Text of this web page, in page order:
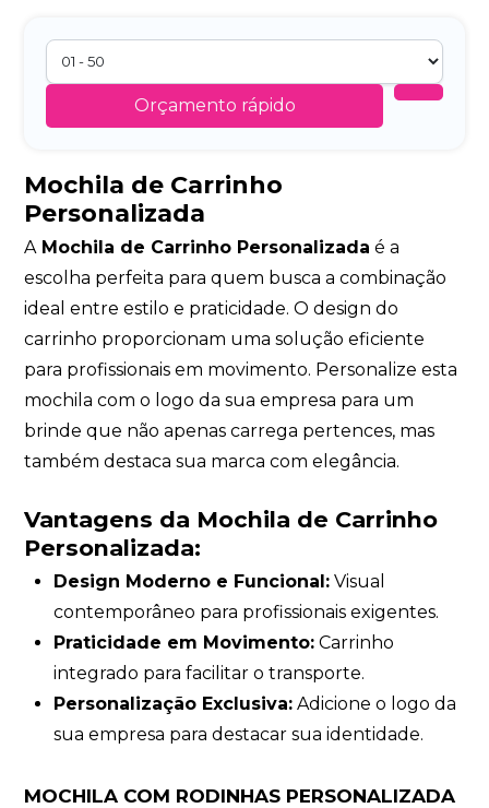
Orçamento rápido
Mochila de Carrinho
Personalizada
AMochila de Carrinho Personalizada é a
escolha perfeita para quem busca a combinação
ideal entre estilo e praticidade. O design do
carrinho proporcionam uma solução eficiente
para profissionais em movimento. Personalize esta
mochila com o logo da sua empresa para um
brinde que não apenas carrega pertences, mas
também destaca sua marca com elegância.
Vantagens da Mochila de Carrinho
Personalizada:
Design Moderno e Funcional:Visual
contemporâneo para profissionais exigentes.
Praticidade em Movimento:Carrinho
integrado para facilitar o transporte.
Personalização Exclusiva:Adicione o logo da
sua empresa para destacar sua identidade.
MOCHILA COM RODINHAS PERSONALIZADA